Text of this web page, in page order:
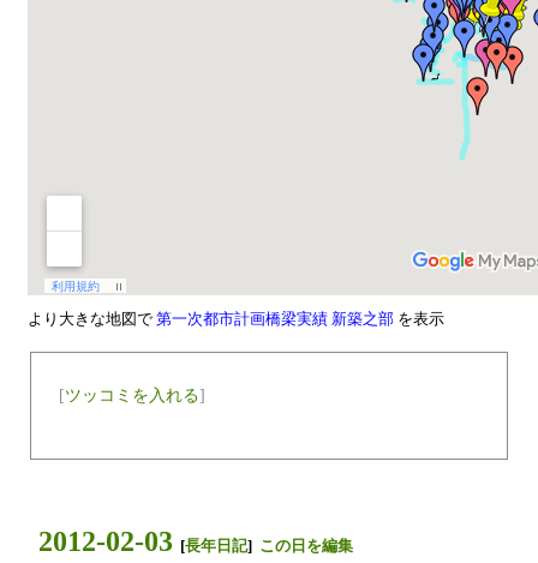
より大きな地図で 第一次都市計画橋梁実績 新築之部 を表示
[ツッコミを入れる]
2012-02-03 [長年日記] この日を編集